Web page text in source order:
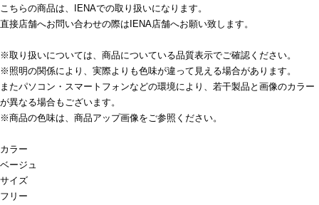
こちらの商品は、IENAでの取り扱いになります。
直接店舗へお問い合わせの際はIENA店舗へお願い致します。
※取り扱いについては、商品についている品質表示でご確認ください。
※照明の関係により、実際よりも色味が違って見える場合があります。
またパソコン・スマートフォンなどの環境により、若干製品と画像のカラー
が異なる場合もございます。
※商品の色味は、商品アップ画像をご参照ください。
カラー
ベージュ
サイズ
フリー